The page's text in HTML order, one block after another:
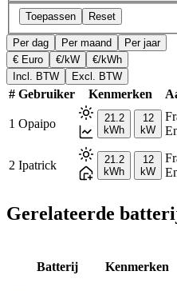
Toepassen Reset
Per dag Per maand
Per jaar
€ Euro
€/kW
€/kWh
Incl. BTW
Excl. BTW
# Gebruiker Kenmerken
1 Opaipo
21.2
kWh
12
kW
2 Ipatrick
21.2
kWh
12
kW
Gerelateerde
Batterij Kenmerken